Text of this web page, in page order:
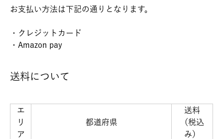
お支払い方法は下記の通りとなります。
・クレジットカード
・Amazon pay
送料について
エ
リ
ア
都道府県
送料
（税込
み）